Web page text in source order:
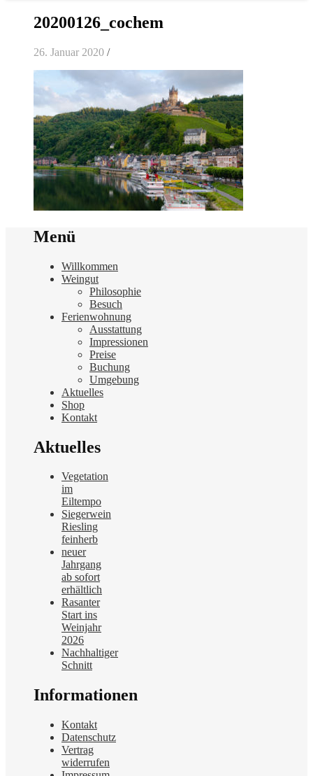
20200126_cochem
26. Januar 2020 /
Menü
Willkommen
Weingut
Philosophie
Besuch
Ferienwohnung
Ausstattung
Impressionen
Preise
Buchung
Umgebung
Aktuelles
Shop
Kontakt
Aktuelles
Vegetation
im
Eiltempo
Siegerwein
Riesling
feinherb
neuer
Jahrgang
ab sofort
erhältlich
Rasanter
Start ins
Weinjahr
2026
Nachhaltiger
Schnitt
Informationen
Kontakt
Datenschutz
Vertrag
widerrufen